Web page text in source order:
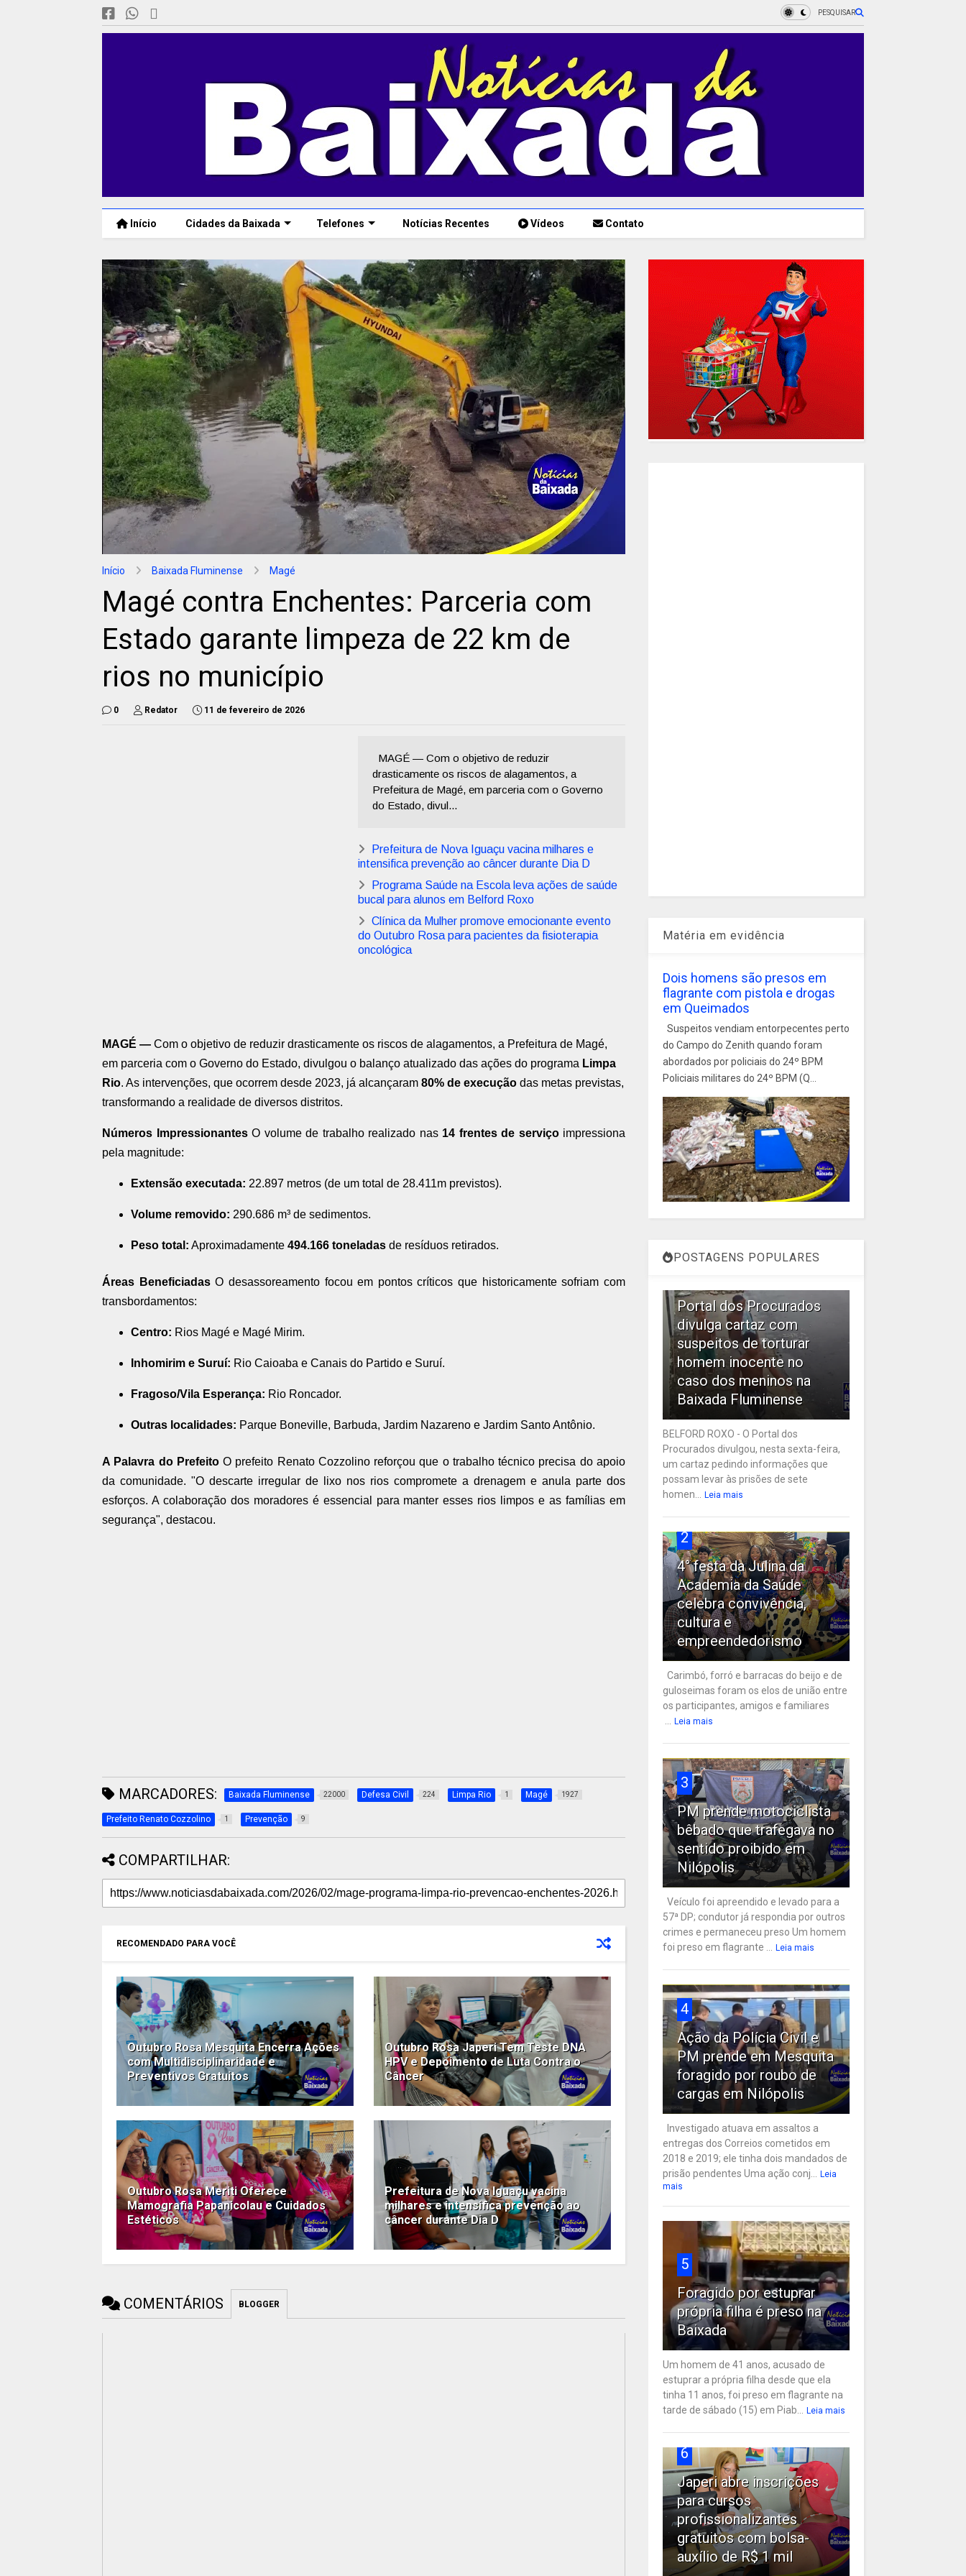
PESQUISAR
Início Cidades da Baixada Telefones Notícias Recentes Vídeos Contato
Início Baixada Fluminense Magé
Magé contra Enchentes: Parceria com
Estado garante limpeza de 22 km de
rios no município
0 Redator 11 de fevereiro de 2026
MAGÉ — Com o objetivo de reduzir
drasticamente os riscos de alagamentos, a
Prefeitura de Magé, em parceria com o Governo
do Estado, divul...
Prefeitura de Nova Iguaçu vacina milhares e
intensifica prevenção ao câncer durante Dia D
Programa Saúde na Escola leva ações de saúde
bucal para alunos em Belford Roxo
Clínica da Mulher promove emocionante evento
do Outubro Rosa para pacientes da fisioterapia
oncológica
MAGÉ — Com o objetivo de reduzir drasticamente os riscos de alagamentos, a Prefeitura de Magé,
em parceria com o Governo do Estado, divulgou o balanço atualizado das ações do programa Limpa
Rio. As intervenções, que ocorrem desde 2023, já alcançaram 80% de execução das metas previstas,
transformando a realidade de diversos distritos.
Números ImpressionantesO volume de trabalho realizado nas 14 frentes de serviçoimpressiona
pela magnitude:
Extensão executada: 22.897 metros (de um total de 28.411m previstos).
Volume removido: 290.686 m³ de sedimentos.
Peso total: Aproximadamente 494.166 toneladas de resíduos retirados.
Áreas BeneficiadasO desassoreamento focou em pontos críticos que historicamente sofriam com
transbordamentos:
Centro: Rios Magé e Magé Mirim.
Inhomirim e Suruí: Rio Caioaba e Canais do Partido e Suruí.
Fragoso/Vila Esperança: Rio Roncador.
Outras localidades: Parque Boneville, Barbuda, Jardim Nazareno e Jardim Santo Antônio.
A Palavra do PrefeitoO prefeito Renato Cozzolino reforçou que o trabalho técnico precisa do apoio
da comunidade. "O descarte irregular de lixo nos rios compromete a drenagem e anula parte dos
esforços. A colaboração dos moradores é essencial para manter esses rios limpos e as famílias em
segurança", destacou.
MARCADORES: Baixada Fluminense 22000 Defesa Civil 224 Limpa Rio 1 Magé 1927
Prefeito Renato Cozzolino 1 Prevenção 9
COMPARTILHAR:
RECOMENDADO PARA VOCÊ
Outubro Rosa Mesquita Encerra Ações
com Multidisciplinaridade e
Preventivos Gratuitos
Outubro Rosa Japeri Tem Teste DNA
HPV e Depoimento de Luta Contra o
Câncer
Outubro Rosa Meriti Oferece
Mamografia Papanicolau e Cuidados
Estéticos
Prefeitura de Nova Iguaçu vacina
milhares e intensifica prevenção ao
câncer durante Dia D
COMENTÁRIOS BLOGGER
Matéria em evidência
Dois homens são presos em
flagrante com pistola e drogas
em Queimados
Suspeitos vendiam entorpecentes perto
do Campo do Zenith quando foram
abordados por policiais do 24º BPM
Policiais militares do 24º BPM (Q...
POSTAGENS POPULARES
Portal dos Procurados
divulga cartaz com
suspeitos de torturar
homem inocente no
caso dos meninos na
Baixada Fluminense
BELFORD ROXO - O Portal dos
Procurados divulgou, nesta sexta-feira,
um cartaz pedindo informações que
possam levar às prisões de sete
homen... Leia mais
2
4° festa da Julina da
Academia da Saúde
celebra convivência,
cultura e
empreendedorismo
Carimbó, forró e barracas do beijo e de
guloseimas foram os elos de união entre
os participantes, amigos e familiares
... Leia mais
3
PM prende motociclista
bêbado que trafegava no
sentido proibido em
Nilópolis
Veículo foi apreendido e levado para a
57ª DP; condutor já respondia por outros
crimes e permaneceu preso Um homem
foi preso em flagrante ... Leia mais
4
Ação da Polícia Civil e
PM prende em Mesquita
foragido por roubo de
cargas em Nilópolis
Investigado atuava em assaltos a
entregas dos Correios cometidos em
2018 e 2019; ele tinha dois mandados de
prisão pendentes Uma ação conj... Leia
mais
5
Foragido por estuprar
própria filha é preso na
Baixada
Um homem de 41 anos, acusado de
estuprar a própria filha desde que ela
tinha 11 anos, foi preso em flagrante na
tarde de sábado (15) em Piab... Leia mais
6
Japeri abre inscrições
para cursos
profissionalizantes
gratuitos com bolsa-
auxílio de R$ 1 mil